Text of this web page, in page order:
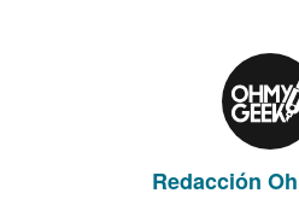
Redacción